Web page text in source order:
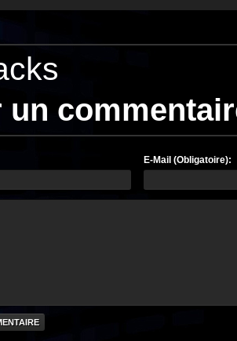
un
E-Mail (Obligatoire):